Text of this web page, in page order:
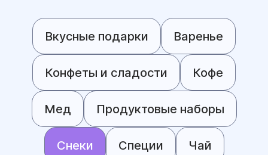
Вкусные подарки Варенье
Конфеты и сладости Кофе
Мед Продуктовые наборы
Снеки Специи Чай